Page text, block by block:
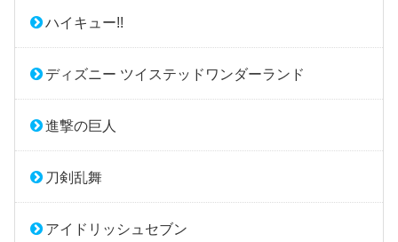
ハイキュー!!
ディズニー ツイステッドワンダーランド
進撃の巨人
刀剣乱舞
アイドリッシュセブン